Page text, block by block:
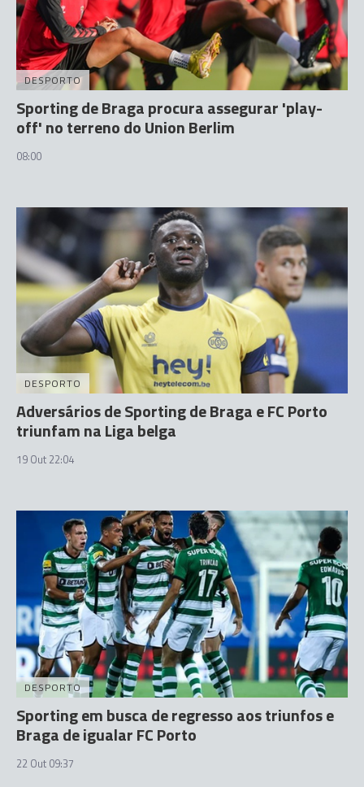
DESPORTO
Sporting de Braga procura assegurar 'play-
off' no terreno do Union Berlim
08:00
DESPORTO
Adversários de Sporting de Braga e FC Porto
triunfam na Liga belga
19 Out 22:04
DESPORTO
Sporting em busca de regresso aos triunfos e
Braga de igualar FC Porto
22 Out 09:37